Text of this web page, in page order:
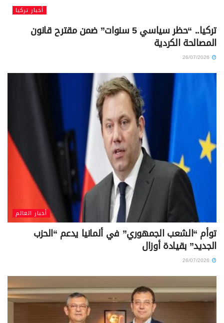
أخبار تركيا
تركيا.. “حظر سياسي 5 سنوات” ضمن مقترح قانون
المصالحة الكردية
أخبار العالم
توأم “الشعب الجمهوري” في ألمانيا يدعم “الحزب
الجديد” بقيادة أوزال